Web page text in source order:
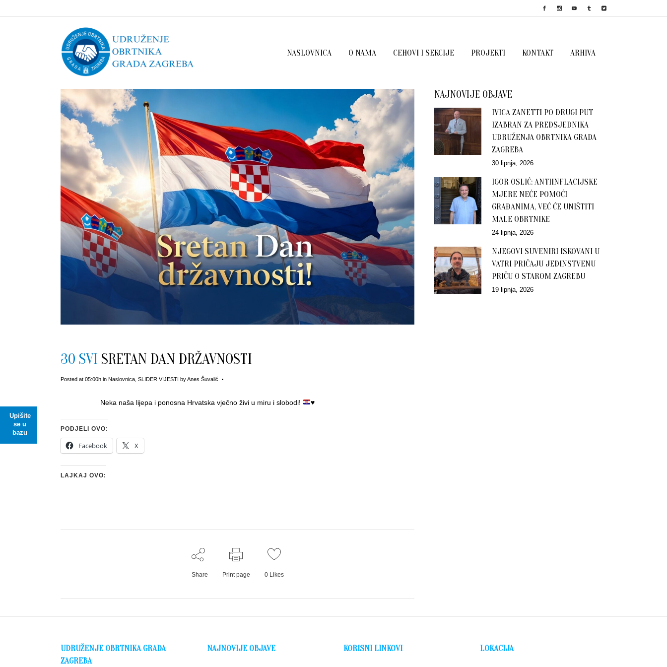
NASLOVNICA O NAMA CEHOVI I SEKCIJE PROJEKTI KONTAKT ARHIVA
Upišite
se u
bazu
30 SVI SRETAN DAN DRŽAVNOSTI
Posted at 05:00h in Naslovnica SLIDER VIJESTI byAnes Šuvalić
Neka naša lijepa i ponosna Hrvatska vječno živi u miru i slobodi! ♥️
PODJELI OVO:
Facebook X
LAJKAJ OVO:
Share Print page 0Likes
NAJNOVIJE OBJAVE
IVICA ZANETTI PO DRUGI PUT
IZABRAN ZA PREDSJEDNIKA
UDRUŽENJA OBRTNIKA GRADA
ZAGREBA
30 lipnja, 2026
IGOR OSLIĆ: ANTIINFLACIJSKE
MJERE NEĆE POMOĆI
GRAĐANIMA, VEĆ ĆE UNIŠTITI
MALE OBRTNIKE
24 lipnja, 2026
NJEGOVI SUVENIRI ISKOVANI U
VATRI PRIČAJU JEDINSTVENU
PRIČU O STAROM ZAGREBU
19 lipnja, 2026
UDRUŽENJE OBRTNIKA GRADA
ZAGREBA
NAJNOVIJE OBJAVE KORISNI LINKOVI LOKACIJA